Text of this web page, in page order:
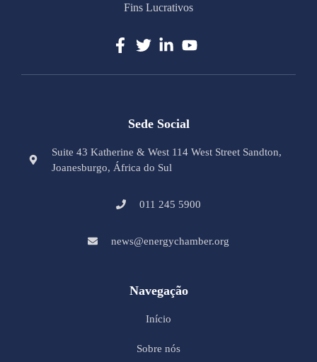
Fins Lucrativos
Sede Social
Suite 43 Katherine & West 114 West Street Sandton,
Joanesburgo, África do Sul
011 245 5900
news@energychamber.org
Navegação
Início
Sobre nós